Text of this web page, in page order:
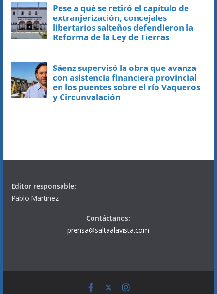
Editor responsable:
Pablo Martinez
Contáctanos:
prensa@saltaalavista.com